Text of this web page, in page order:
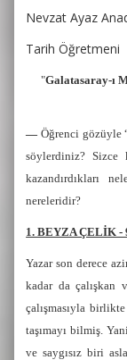
Nevzat Ayaz
Tarih Öğretmeni
"Galatasaray-ı
— Öğrenci gözüyle
söylerdiniz? Sizce
kazandırdıkları
nereleridir?
1. BEYZA ÇELİK -
Yazar son derece
kadar da çalışkan
çalışmasıyla
taşımayı bilmiş.
ve saygısız biri